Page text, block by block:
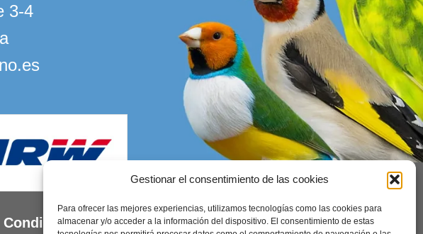
Gestionar el consentimiento de las cookies
Para ofrecer las mejores experiencias, utilizamos tecnologías como las cookies para
almacenar y/o acceder a la información del dispositivo. El consentimiento de estas
3-4
Condiciones generales